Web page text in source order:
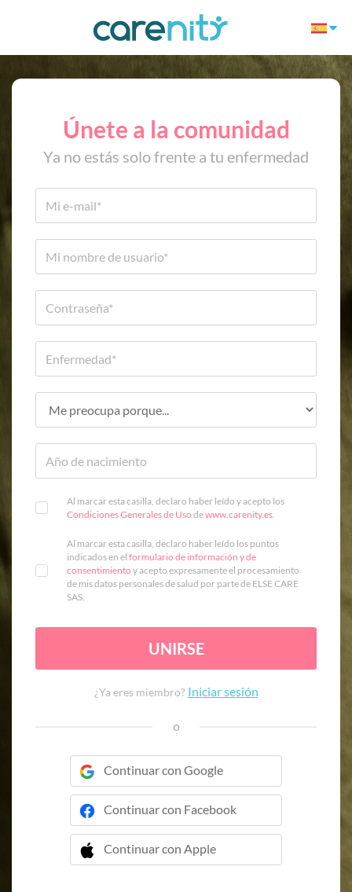
Únete a la comunidad
Ya no estás solo frente a tu enfermedad
Al marcar esta casilla, declaro haber leído y acepto los
Condiciones Generales de Uso dewww.carenity.es.
Al marcar esta casilla, declaro haber leído los puntos
indicados en el formulario de información y de
consentimiento y acepto expresamente el procesamiento
de mis datos personales de salud por parte de ELSE CARE
SAS.
UNIRSE
¿Ya eres miembro? Iniciar sesión
o
Continuar con Google
Continuar con Facebook
Continuar con Apple
 Continuar con Apple